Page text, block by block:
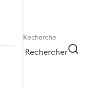
Rechercher